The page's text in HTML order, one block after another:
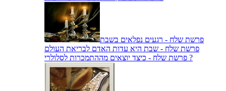
פרשת שלח - רגעים נפלאים בשבת
פרשת שלח - שבת היא עדות האדם לבריאת העולם
פרשת שלח - כיצד יוצאים מההתמכרות לסלולרי ?